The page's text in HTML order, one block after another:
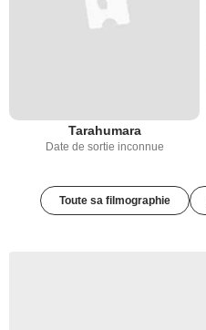
Tarahumara
Date de sortie inconnue
Toute sa filmographie